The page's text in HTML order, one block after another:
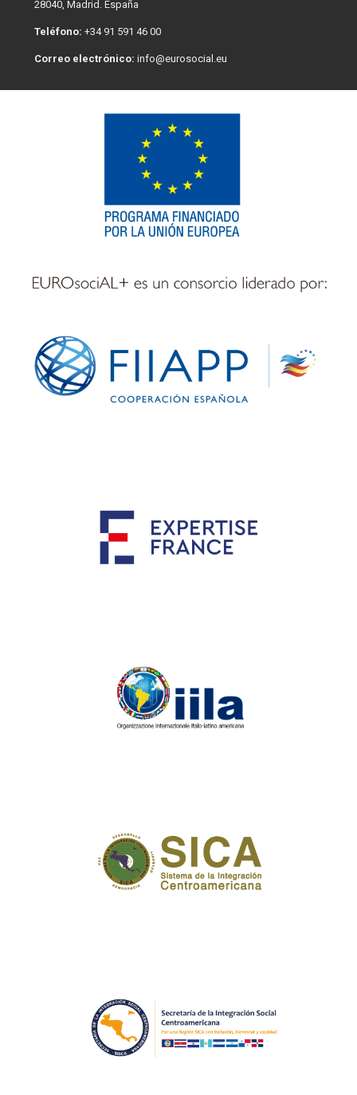
28040, Madrid. España
Teléfono: +34 91 591 46 00
Correo electrónico: info@eurosocial.eu